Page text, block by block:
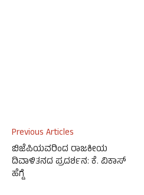
Previous Articles
ಬಿಜೆಪಿಯವರಿಂದ ರಾಜಕೀಯ
ದಿವಾಳಿತನದ ಪ್ರದರ್ಶನ: ಕೆ. ವಿಕಾಸ್
ಹೆಗ್ಡೆ